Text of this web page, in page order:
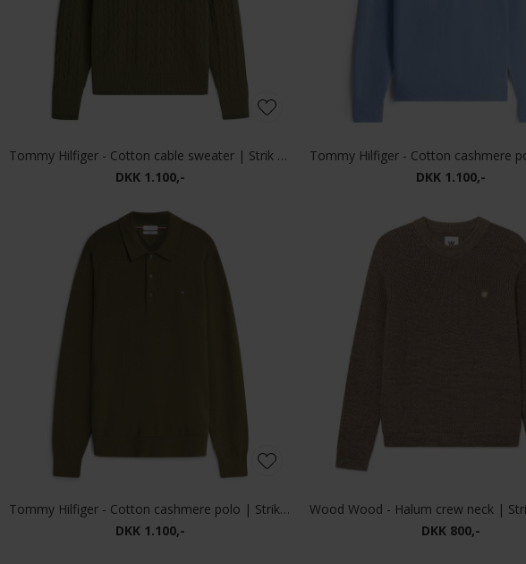
Tommy Hilfiger - Cotton cable sweater | Strik Huntsman Green
DKK 1.100,-
DKK 1.100,-
Tommy Hilfiger - Cotton cashmere polo | Strik Huntsman Green
DKK 1.100,-
DKK 800,-